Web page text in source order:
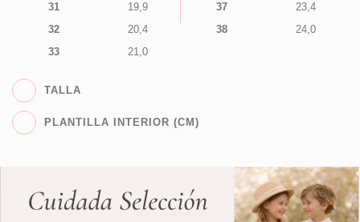
31
19,9
32
20,4
33
21,0
37
23,4
38
24,0
TALLA
PLANTILLA INTERIOR (CM)